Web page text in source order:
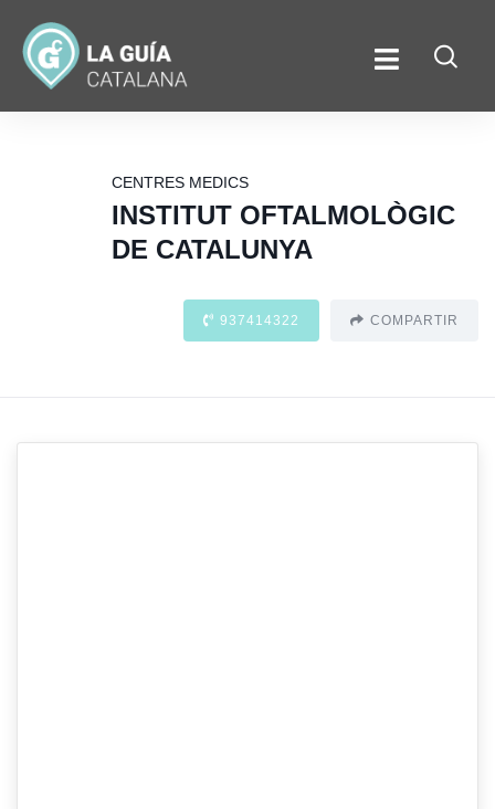
CENTRES MEDICS
INSTITUT OFTALMOLÒGIC
DE CATALUNYA
937414322 COMPARTIR